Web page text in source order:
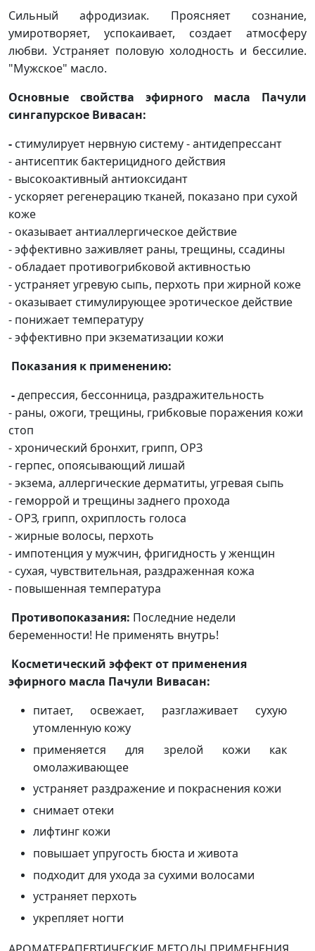
Сильный афродизиак. Проясняет сознание,
умиротворяет, успокаивает, создает атмосферу
любви. Устраняет половую холодность и бессилие.
"Мужское" масло.
Основные свойства эфирного масла Пачули
сингапурское Вивасан:
- стимулирует нервную систему - антидепрессант
- антисептик бактерицидного действия
- высокоактивный антиоксидант
- ускоряет регенерацию тканей, показано при сухой
коже
- оказывает антиаллергическое действие
- эффективно заживляет раны, трещины, ссадины
- обладает противогрибковой активностью
- устраняет угревую сыпь, перхоть при жирной коже
- оказывает стимулирующее эротическое действие
- понижает температуру
- эффективно при экзематизации кожи
Показания к применению:
-депрессия, бессонница, раздражительность
- раны, ожоги, трещины, грибковые поражения кожи
стоп
- хронический бронхит, грипп, ОРЗ
- герпес, опоясывающий лишай
- экзема, аллергические дерматиты, угревая сыпь
- геморрой и трещины заднего прохода
- ОРЗ, грипп, охриплость голоса
- жирные волосы, перхоть
- импотенция у мужчин, фригидность у женщин
- сухая, чувствительная, раздраженная кожа
- повышенная температура
Противопоказания: Последние недели
беременности! Не применять внутрь!
Косметический эффект от применения
эфирного масла Пачули Вивасан:
питает, освежает, разглаживает сухую
утомленную кожу
применяется для зрелой кожи как
омолаживающее
устраняет раздражение и покраснения кожи
снимает отеки
лифтинг кожи
повышает упругость бюста и живота
подходит для ухода за сухими волосами
устраняет перхоть
укрепляет ногти